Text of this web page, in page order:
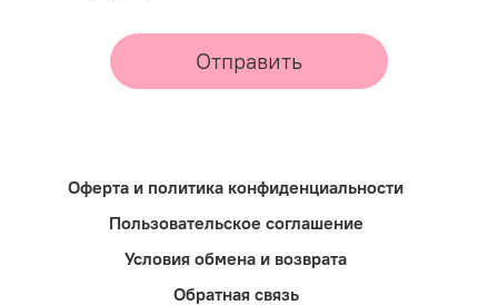
Отправить
Оферта и политика конфиденциальности
Пользовательское соглашение
Условия обмена и возврата
Обратная связь